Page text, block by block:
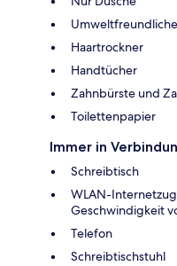
Haartrockner
Handtücher
Zahnbürste und
Toilettenpapier
Immer in
Schreibtisch
WLAN-
Geschwindigkeit
Telefon
Schreibtischstuhl